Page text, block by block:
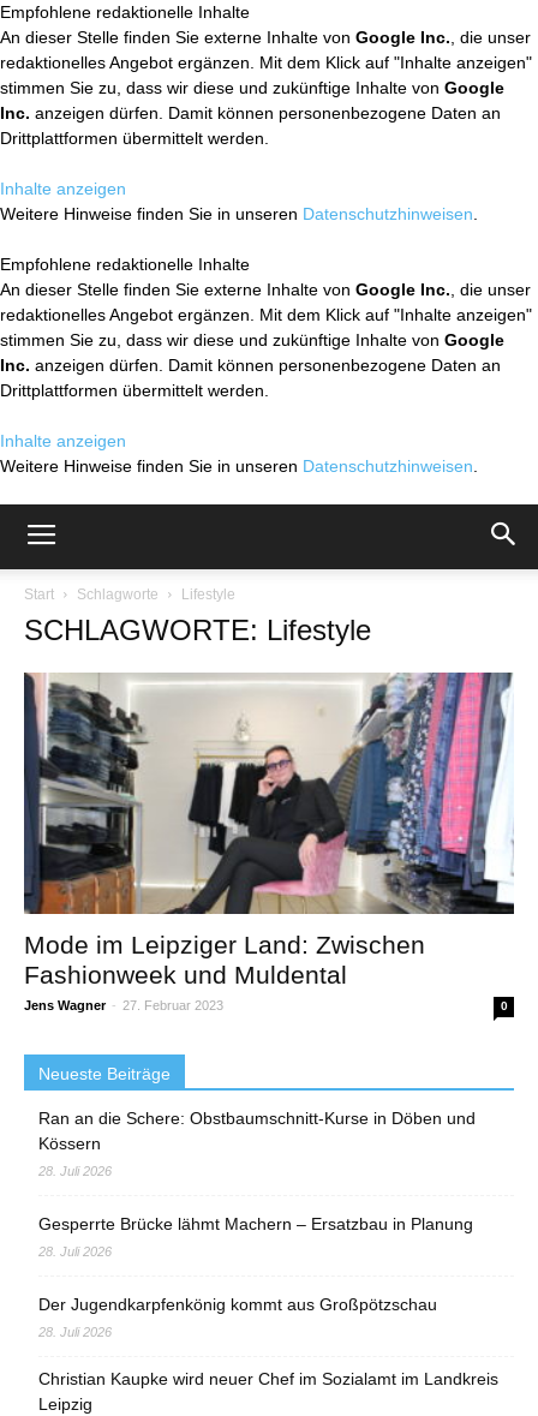
Empfohlene redaktionelle Inhalte
An dieser Stelle finden Sie externe Inhalte von Google Inc. , die unser
redaktionelles Angebot ergänzen. Mit dem Klick auf "Inhalte anzeigen"
stimmen Sie zu, dass wir diese und zukünftige Inhalte von Google
Inc. anzeigen dürfen. Damit können personenbezogene Daten an
Drittplattformen übermittelt werden.
Inhalte anzeigen
Weitere Hinweise finden Sie in unseren Datenschutzhinweisen
Empfohlene redaktionelle Inhalte
An dieser Stelle finden Sie externe Inhalte von Google Inc. , die unser
redaktionelles Angebot ergänzen. Mit dem Klick auf "Inhalte anzeigen"
stimmen Sie zu, dass wir diese und zukünftige Inhalte von Google
Inc. anzeigen dürfen. Damit können personenbezogene Daten an
Drittplattformen übermittelt werden.
Inhalte anzeigen
Weitere Hinweise finden Sie in unseren Datenschutzhinweisen
Start Schlagworte Lifestyle
SCHLAGWORTE: Lifestyle
Mode im Leipziger Land: Zwischen
Fashionweek und Muldental
Jens Wagner - 27. Februar 2023 0
Neueste Beiträge
Ran an die Schere: Obstbaumschnitt-Kurse in Döben und
Kössern
28. Juli 2026
Gesperrte Brücke lähmt Machern – Ersatzbau in Planung
28. Juli 2026
Der Jugendkarpfenkönig kommt aus Großpötzschau
28. Juli 2026
Christian Kaupke wird neuer Chef im Sozialamt im Landkreis
Leipzig